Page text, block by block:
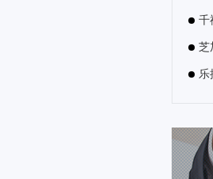
千
芝
乐推